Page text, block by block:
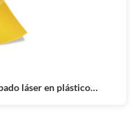
láser en plástico…